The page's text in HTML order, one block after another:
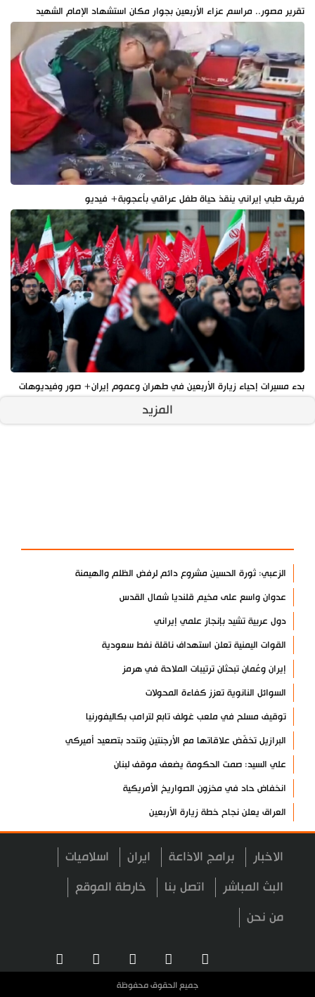
تقرير مصور.. مراسم عزاء الأربعين بجوار مكان استشهاد الإمام الشهيد
فريق طبي إيراني ينقذ حياة طفل عراقي بأعجوبة+ فيديو
بدء مسيرات إحياء زيارة الأربعين في طهران وعموم إيران+ صور وفيديوهات
المزيد
الزعبي: ثورة الحسين مشروع دائم لرفض الظلم والهيمنة
عدوان واسع على مخيم قلنديا شمال القدس
دول عربية تشيد بإنجاز علمي إيراني
القوات اليمنية تعلن استهداف ناقلة نفط سعودية
إيران وعُمان تبحثان ترتيبات الملاحة في هرمز
السوائل النانوية تعزز كفاءة المحولات
توقيف مسلح في ملعب غولف تابع لترامب بكاليفورنيا
البرازيل تخفّض علاقاتها مع الأرجنتين وتندد بتصعيد أميركي
علي السيد: صمت الحكومة يضعف موقف لبنان
انخفاض حاد في مخزون الصواريخ الأمريكية
العراق يعلن نجاح خطة زيارة الأربعين
رضائي: إيران جاهزة للدفاع عن سيادتها
رئيس بلدية طهران يلتقي مع متولي العتبة الحسينية ومحافظ كربلاء
تقرير مصور.. مراسم عزاء الأربعين بجوار مكان استشهاد الإمام
فريق طبي إيراني ينقذ حياة طفل عراقي بأعجوبة+ فيديو
حمادة: إيران تشكل لاعبا رئيسا على خارطة العالم
الاخبار برامج الاذاعة ايران اسلاميات
البث المباشر اتصل بنا خارطة الموقع
من نحن
جميع الحقوق محفوظة